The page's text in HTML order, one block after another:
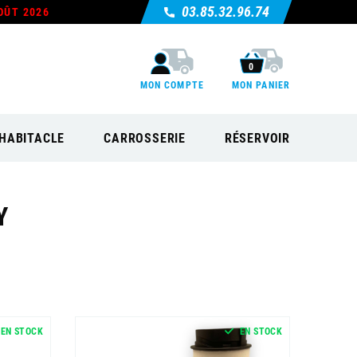
2026 03.85.32.96.74
MON COMPTE
0
MON PANIER
CARROSSERIE RÉSERVOIR
EN STOCK EN STOCK